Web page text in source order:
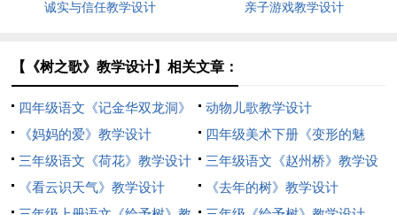
诚实与信任教学设计 亲子游戏教学设计
【《树之歌》教学设计】相关文章：
四年级语文《记金华双龙洞》
教学设计
动物儿歌教学设计
《妈妈的爱》教学设计
四年级美术下册《变形的魅
力》教学设计
三年级语文《荷花》教学设计
三年级语文《赵州桥》教学设
计
《看云识天气》教学设计
《去年的树》教学设计